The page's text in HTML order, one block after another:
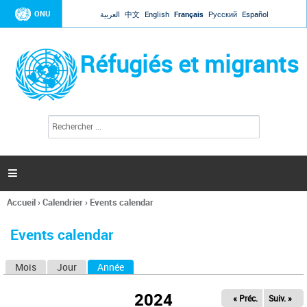
Jump to navigation
ONU العربية 中文 English Français Русский Español
Réfugiés et migrants
l
c
h
e

Vous
ici
Accueil›Calendrier› Events calendar
Events calendar
Mois Jour Année
2024 « Préc. Suiv. »